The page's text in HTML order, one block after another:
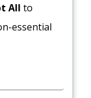
ár:ft/db.
All to
essential